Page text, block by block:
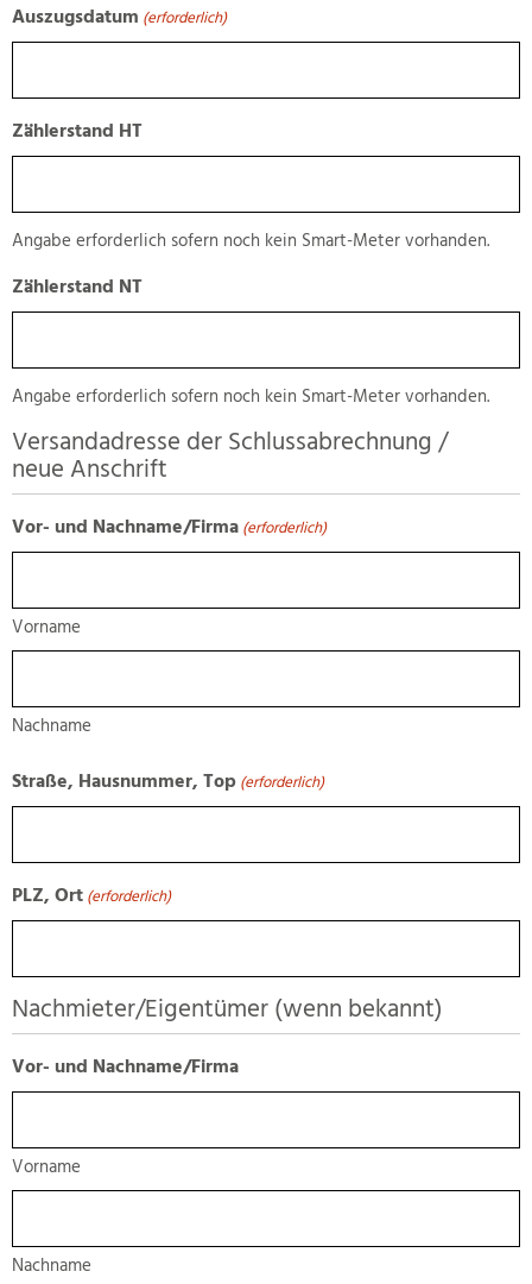
Auszugsdatum (erforderlich)
Zählerstand HT
Angabe erforderlich sofern noch kein Smart-Meter vorhanden.
Zählerstand NT
Angabe erforderlich sofern noch kein Smart-Meter vorhanden.
Versandadresse der Schlussabrechnung /
neue Anschrift
Vor- und Nachname/Firma(erforderlich)
Vorname
Nachname
Straße, Hausnummer, Top(erforderlich)
PLZ, Ort(erforderlich)
Nachmieter/Eigentümer (wenn bekannt)
Vor- und Nachname/Firma
Vorname
Nachname